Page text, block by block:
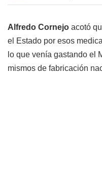
Alfredo Cornejo acotó
el Estado por esos
lo que venía gastando el
mismos de fabricación